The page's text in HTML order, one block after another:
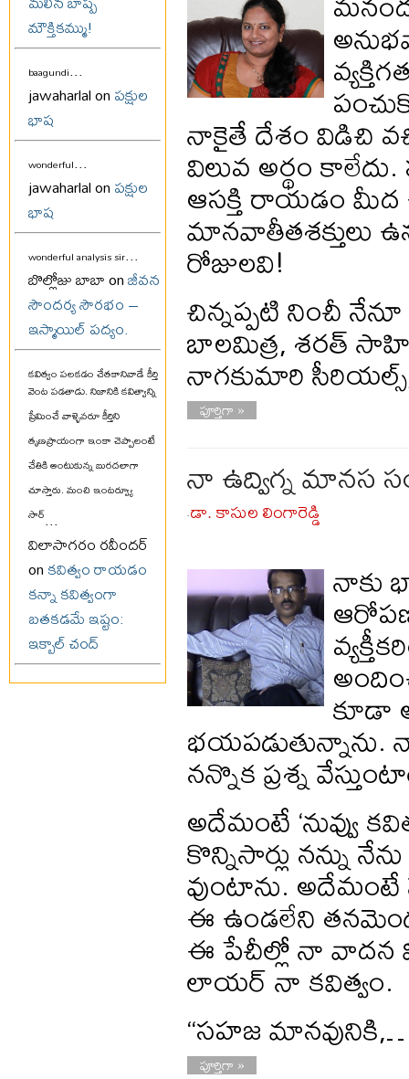
మౌక్తికమ్ము!
baagundi...
jawaharlal onపక్షుల
భాష
wonderful...
jawaharlal onపక్షుల
భాష
wonderful analysis sir...
బొల్లోజు బాబా onజీవన
సౌందర్య సౌరభం –
ఇస్మాయిల్ పద్యం.
కవిత్వం పలకడం చేతకానివాడే కీర్తి
వెంట పడతాడు. నిజానికి కవిత్వాన్ని
ప్రేమించే వాళ్ళెవరూ కీర్తిని
తృణప్రాయంగా ఇంకా చెప్పాలంటే
చేతికి అంటుకున్న బురదలాగా
చూస్తారు. మంచి ఇంటర్వ్యూ
సార్...
విలాసాగరం రవీందర్
onకవిత్వం రాయడం
కన్నా కవిత్వంగా
బతకడమే ఇష్టం:
ఇక్బాల్ చంద్
నాకైతే దేశం విడిచి
విలువ అర్థం
ఆసక్తి రాయడం మీద
మానవాతీతశక్తులు
రోజులవి!
చిన్నప్పటి నించీ
బాలమిత్ర, శరత్
నాగకుమారి
పూర్తిగా »
నా ఉద్విగ్న మానస
-డా. కాసుల లింగారెడ్డి
నాకు
కూడా
భయపడుతున్నాను.
నన్నొక ప్రశ్న
అదేమంటే ‘నువ్వు
కొన్నిసార్లు నన్ను
వుంటాను. అదేమంటే
ఈ ఉండలేని
ఈ పేచీల్లో నా వాదన
లాయర్‌ నా కవిత్వం.
“సహజ
పూర్తిగా »